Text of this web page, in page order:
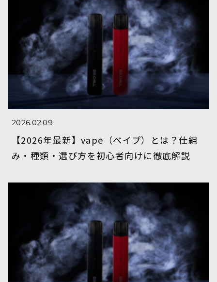
2026.02.09
【2026年最新】vape（ベイプ）とは？仕組
み・種類・選び方を初心者向けに徹底解説